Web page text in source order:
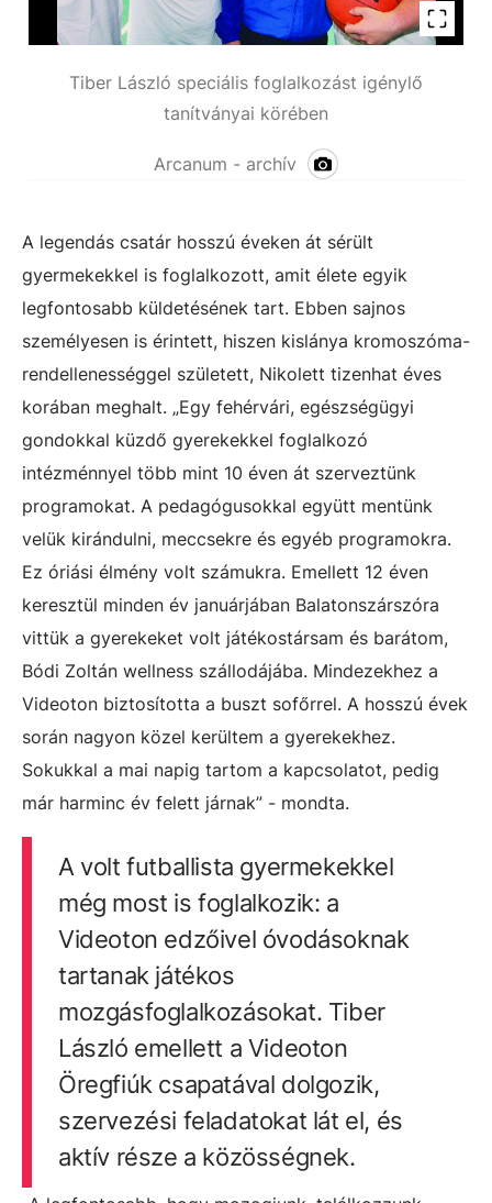
Tiber László speciális foglalkozást igénylő
tanítványai körében
Arcanum - archív
A legendás csatár hosszú éveken át sérült
gyermekekkel is foglalkozott, amit élete egyik
legfontosabb küldetésének tart. Ebben sajnos
személyesen is érintett, hiszen kislánya kromoszóma-
rendellenességgel született, Nikolett tizenhat éves
korában meghalt. „Egy fehérvári, egészségügyi
gondokkal küzdő gyerekekkel foglalkozó
intézménnyel több mint 10 éven át szerveztünk
programokat. A pedagógusokkal együtt mentünk
velük kirándulni, meccsekre és egyéb programokra.
Ez óriási élmény volt számukra. Emellett 12 éven
keresztül minden év januárjában Balatonszárszóra
vittük a gyerekeket volt játékostársam és barátom,
Bódi Zoltán wellness szállodájába. Mindezekhez a
Videoton biztosította a buszt sofőrrel. A hosszú évek
során nagyon közel kerültem a gyerekekhez.
Sokukkal a mai napig tartom a kapcsolatot, pedig
már harminc év felett járnak” - mondta.
A volt futballista gyermekekkel
még most is foglalkozik: a
Videoton edzőivel óvodásoknak
tartanak játékos
mozgásfoglalkozásokat. Tiber
László emellett a Videoton
Öregfiúk csapatával dolgozik,
szervezési feladatokat lát el, és
aktív része a közösségnek.